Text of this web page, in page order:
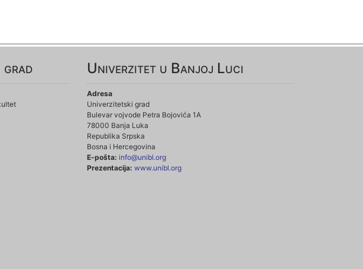
grad Univerzitet u Banjoj Luci
Adresa
Univerzitetski grad
Bulevar vojvode Petra Bojovića 1A
78000 Banja Luka
Republika Srpska
Bosna i Hercegovina
E-pošta: info@unibl.org
Prezentacija: www.unibl.org